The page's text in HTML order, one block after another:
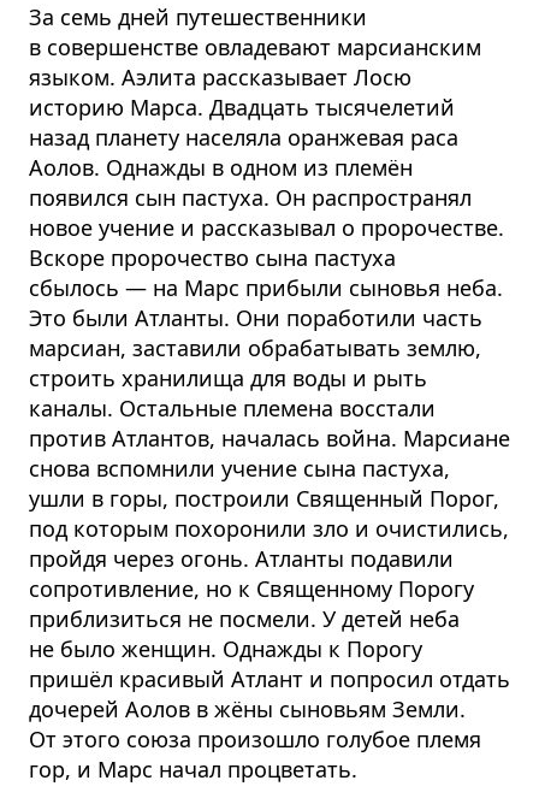
За семь дней путешественники
в совершенстве овладевают марсианским
языком. Аэлита рассказывает Лосю
историю Марса. Двадцать тысячелетий
назад планету населяла оранжевая раса
Аолов. Однажды в одном из племён
появился сын пастуха. Он распространял
новое учение и рассказывал о пророчестве.
Вскоре пророчество сына пастуха
сбылось — на Марс прибыли сыновья неба.
Это были Атланты. Они поработили часть
марсиан, заставили обрабатывать землю,
строить хранилища для воды и рыть
каналы. Остальные племена восстали
против Атлантов, началась война. Марсиане
снова вспомнили учение сына пастуха,
ушли в горы, построили Священный Порог,
под которым похоронили зло и очистились,
пройдя через огонь. Атланты подавили
сопротивление, но к Священному Порогу
приблизиться не посмели. У детей неба
не было женщин. Однажды к Порогу
пришёл красивый Атлант и попросил отдать
дочерей Аолов в жёны сыновьям Земли.
От этого союза произошло голубое племя
гор, и Марс начал процветать.